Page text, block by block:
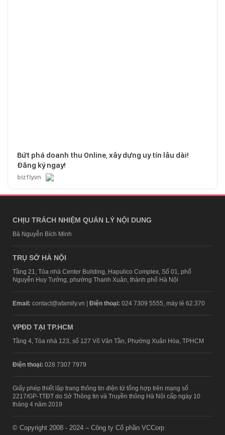
Bứt phá doanh thu Online, xây dựng uy tín lâu dài!
Đăng ký ngay!
bizfly.vn
CHỊU TRÁCH NHIỆM QUẢN LÝ NỘI DUNG
Bà Nguyễn Bích Minh
TRỤ SỞ HÀ NỘI
Tầng 21, Tòa nhà Center Building, Hapulico Complex, Số 01, phố
Nguyễn Huy Tưởng, phường Thanh Xuân, thành phố Hà Nội
Email: contact@afamily.vn | Điện thoại: 024 7309 5555, máy lẻ 62.370
VPĐD TẠI TP.HCM
Tầng 4, Tòa nhà 123, số 127 Võ Văn Tần, Phường Xuân Hòa, TPHCM
Điện thoại: 028 7307 7979
Giấy phép thiết lập trang thông tin điện tử tổng hợp trên mạng số
2217/GP-TTĐT do Sở Thông tin và Truyền thông Hà Nội cấp ngày 10
tháng 4 năm 2019
© Copyright 2008 - 2024 – Công ty Cổ phần VCCorp